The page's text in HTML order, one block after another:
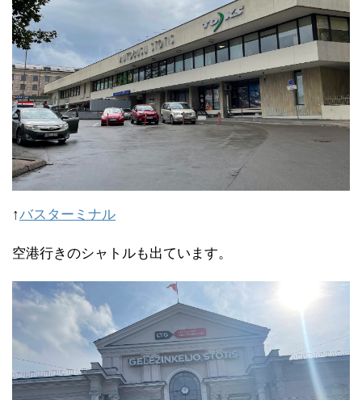
↑バスターミナル
空港行きのシャトルも出ています。